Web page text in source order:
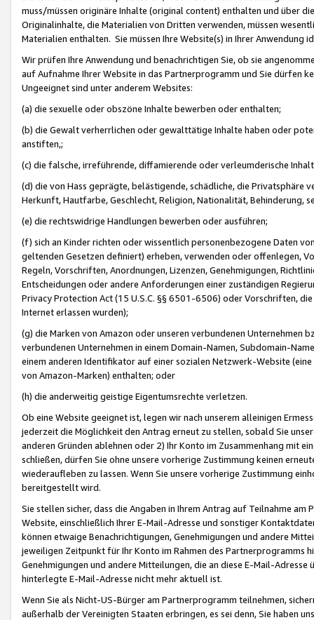
muss/müssen originäre Inhalte (original content) enthalten und über
Originalinhalte, die Materialien von Dritten verwenden, müssen
Materialien enthalten. Sie müssen Ihre Website(s) in Ihrer Anwendung
Wir prüfen Ihre Anwendung und benachrichtigen Sie, ob sie
auf Aufnahme Ihrer Website in das Partnerprogramm und Sie dürfen
Ungeeignet sind unter anderem Websites:
(a) die sexuelle oder obszöne Inhalte bewerben oder enthalten;
(b) die Gewalt verherrlichen oder gewalttätige Inhalte haben oder
anstiften,;
(c) die falsche, irreführende, diffamierende oder verleumderische
(d) die von Hass geprägte, belästigende, schädliche, die Privatsphäre
Herkunft, Hautfarbe, Geschlecht, Religion, Nationalität, Behinderung,
(e) die rechtswidrige Handlungen bewerben oder ausführen;
(f) sich an Kinder richten oder wissentlich personenbezogene Daten
geltenden Gesetzen definiert) erheben, verwenden oder offenlegen,
Regeln, Vorschriften, Anordnungen, Lizenzen, Genehmigungen,
Entscheidungen oder andere Anforderungen einer zuständigen
Privacy Protection Act (15 U.S.C. §§ 6501-6506) oder Vorschriften,
Internet erlassen wurden);
(g) die Marken von Amazon oder unseren verbundenen Unternehmen
verbundenen Unternehmen in einem Domain-Namen, Subdomain-
einem anderen Identifikator auf einer sozialen Netzwerk-Website
von Amazon-Marken) enthalten; oder
(h) die anderweitig geistige Eigentumsrechte verletzen.
Ob eine Website geeignet ist, legen wir nach unserem alleinigen
jederzeit die Möglichkeit den Antrag erneut zu stellen, sobald Sie
anderen Gründen ablehnen oder 2) Ihr Konto im Zusammenhang mit
schließen, dürfen Sie ohne unsere vorherige Zustimmung keinen
wiederaufleben zu lassen. Wenn Sie unsere vorherige Zustimmung
bereitgestellt wird.
Sie stellen sicher, dass die Angaben in Ihrem Antrag auf Teilnahme
Website, einschließlich Ihrer E-Mail-Adresse und sonstiger
können etwaige Benachrichtigungen, Genehmigungen und andere
jeweiligen Zeitpunkt für Ihr Konto im Rahmen des Partnerprogramms
Genehmigungen und andere Mitteilungen, die an diese E-Mail-
hinterlegte E-Mail-Adresse nicht mehr aktuell ist.
Wenn Sie als Nicht-US-Bürger am Partnerprogramm teilnehmen,
außerhalb der Vereinigten Staaten erbringen, es sei denn, Sie haben